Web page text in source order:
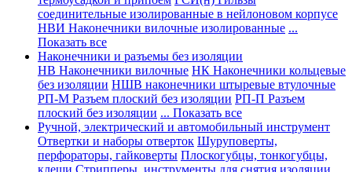
соединительные изолированные в нейлоновом корпусе
НВИ Наконечники вилочные изолированные ...
Показать все
Наконечники и разъемы без изоляции
НВ Наконечники вилочные НК Наконечники кольцевые
без изоляции НШВ наконечники штыревые втулочные
РП-М Разъем плоский без изоляции РП-П Разъем
плоский без изоляции ... Показать все
Ручной, электрический и автомобильный инструмент
Отвертки и наборы отверток Шуруповерты,
перфораторы, гайковерты Плоскогубцы, тонкогубцы,
клещи Стрипперы, инструменты для снятия изоляции